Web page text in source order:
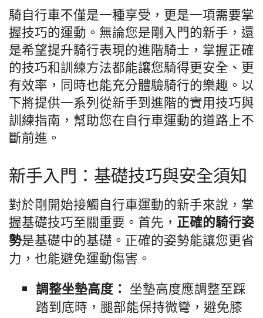
騎自行車不僅是一種享受，更是一項需要掌
握技巧的運動。無論您是剛入門的新手，還
是希望提升騎行表現的進階騎士，掌握正確
的技巧和訓練方法都能讓您騎得更安全、更
有效率，同時也能充分體驗騎行的樂趣。以
下將提供一系列從新手到進階的實用技巧與
訓練指南，幫助您在自行車運動的道路上不
斷前進。
新手入門：基礎技巧與安全須知
對於剛開始接觸自行車運動的新手來說，掌
握基礎技巧至關重要。首先， 正確的騎行姿
勢是基礎中的基礎。正確的姿勢能讓您更省
力，也能避免運動傷害。
調整坐墊高度： 坐墊高度應調整至踩
踏到底時，腿部能保持微彎，避免膝